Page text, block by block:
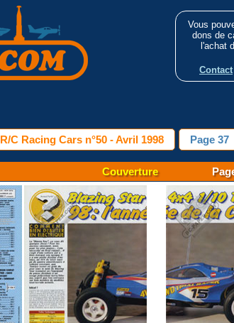
Vous
dons de
l'achat
Contact
R/C Racing Cars n°50 - Avril 1998 Page 37
Couverture